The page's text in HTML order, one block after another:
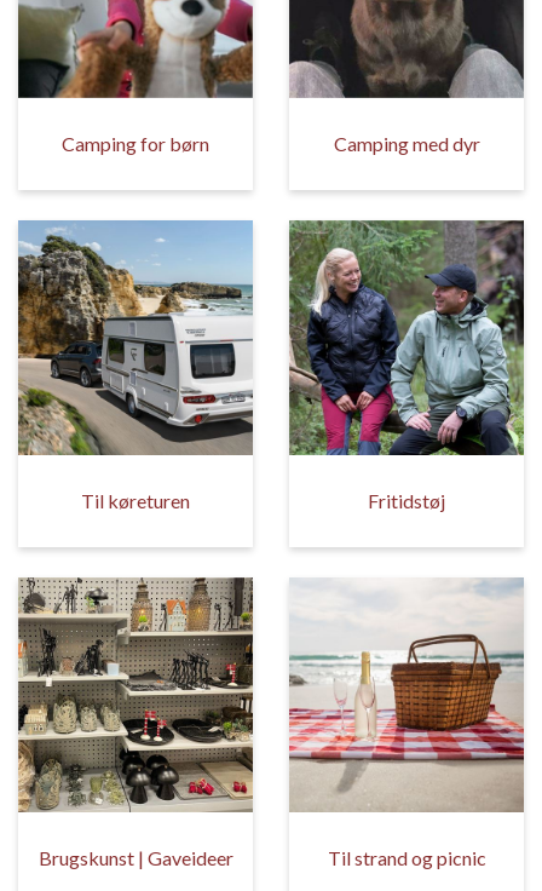
Camping for børn Camping med dyr
Til køreturen Fritidstøj
Brugskunst | Gaveideer Til strand og picnic